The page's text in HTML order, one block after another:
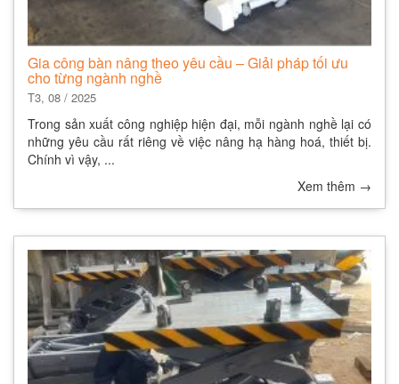
Gia công bàn nâng theo yêu cầu – Giải pháp tối ưu
cho từng ngành nghề
T3, 08 / 2025
Trong sản xuất công nghiệp hiện đại, mỗi ngành nghề lại có
những yêu cầu rất riêng về việc nâng hạ hàng hoá, thiết bị.
Chính vì vậy, ...
Xem thêm →